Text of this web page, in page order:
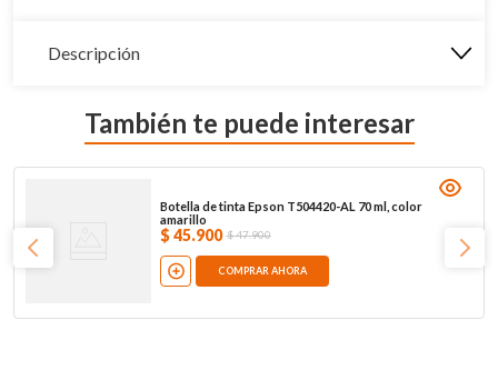
Descripción
También te puede interesar
Botella de tinta Epson T504420-AL 70 ml, color
amarillo
$ 45.900 $47.900
COMPRAR AHORA